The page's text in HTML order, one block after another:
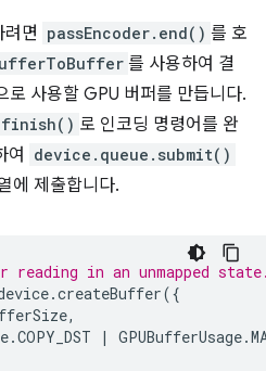
면 passEncoder.end() 를 호
를 사용하여 결
로 사용할 GPU 버퍼를 만듭니다.
로 인코딩 명령어를 완
여
device.queue.submit()
에 제출합니다.
in an unmapped
.createBuffer({
,
.COPY_DST | GPUBufferUsage.